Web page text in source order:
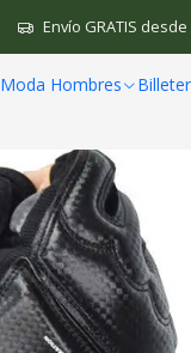
Moda Hombres
Envío GRATIS
Guantes Deportivos